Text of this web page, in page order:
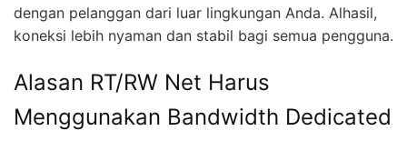
dengan pelanggan dari luar lingkungan Anda. Alhasil,
koneksi lebih nyaman dan stabil bagi semua pengguna.
Alasan RT/RW Net Harus
Menggunakan Bandwidth Dedicated